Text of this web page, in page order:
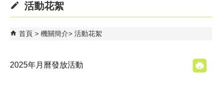
活動花絮
首頁 機關簡介 活動花絮
2025年月曆發放活動